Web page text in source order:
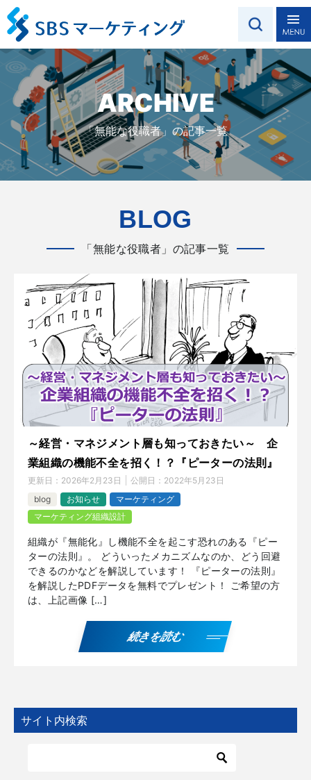
ARCHIVE
「無能な役職者」の記事一覧
BLOG
「無能な役職者」の記事一覧
～経営・マネジメント層も知っておきたい～ 企
業組織の機能不全を招く！？『ピーターの法則』
更新日： 2026年2月23日 公開日： 2022年5月23日
blog
お知らせ
マーケティング
マーケティング組織設計
組織が『無能化』し機能不全を起こす恐れのある『ピー
ターの法則』。 どういったメカニズムなのか、どう回避
できるのかなどを解説しています！ 『ピーターの法則』
を解説したPDFデータを無料でプレゼント！ ご希望の方
は、上記画像 […]
続きを読む
サイト内検索